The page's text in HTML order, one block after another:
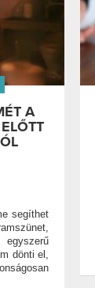
A
segíthet
dönti el,